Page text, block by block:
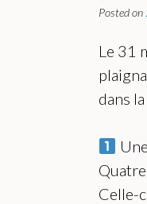
Posted on
Le 31
dans
Celle-